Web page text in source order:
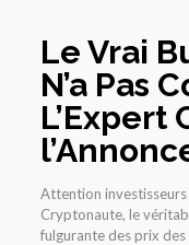
Le Vrai
N’a Pas
L’Expert
Attention
Cryptonaute, le
fulgurante des prix des